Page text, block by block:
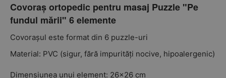
Covoraș ortopedic pentru masaj Puzzle "Pe
fundul mării" 6 elemente
Covorașul este format din 6 puzzle-uri
Material: PVC (sigur, fără impurități nocive, hipoalergenic)
Dimensiunea unui element: 26x26 cm